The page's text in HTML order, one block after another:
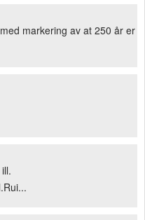
markering av at 250 år er